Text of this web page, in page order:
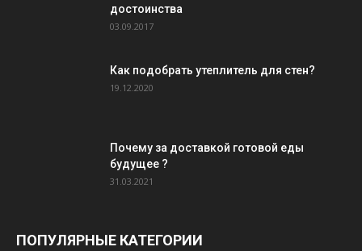
достоинства
03.09.2017
Как подобрать утеплитель для стен?
19.12.2020
Почему за доставкой готовой еды
будущее ?
31.03.2021
ПОПУЛЯРНЫЕ КАТЕГОРИИ